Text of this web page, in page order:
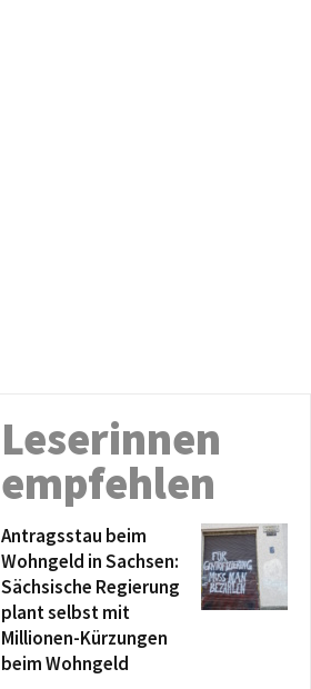
Leserinnen
empfehlen
Antragsstau beim
Wohngeld in Sachsen:
Sächsische Regierung
plant selbst mit
Millionen-Kürzungen
beim Wohngeld